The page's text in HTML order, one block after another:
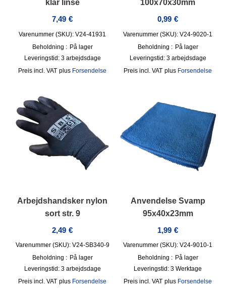
klar linse
7,49 €
Varenummer (SKU): V24-41931
Beholdning : På lager
Leveringstid: 3 arbejdsdage
incl. VAT plus Forsendelse
100x70x30mm
0,99 €
Varenummer (SKU): V24-9020-1
Beholdning : På lager
Leveringstid: 3 arbejdsdage
incl. VAT plus Forsendelse
Arbejdshandsker nylon
sort str. 9
2,49 €
Varenummer (SKU): V24-SB340-9
Beholdning : På lager
Leveringstid: 3 arbejdsdage
incl. VAT plus Forsendelse
Anvendelse Svamp
95x40x23mm
1,99 €
Varenummer (SKU): V24-9010-1
Beholdning : På lager
Leveringstid: 3 Werktage
incl. VAT plus Forsendelse